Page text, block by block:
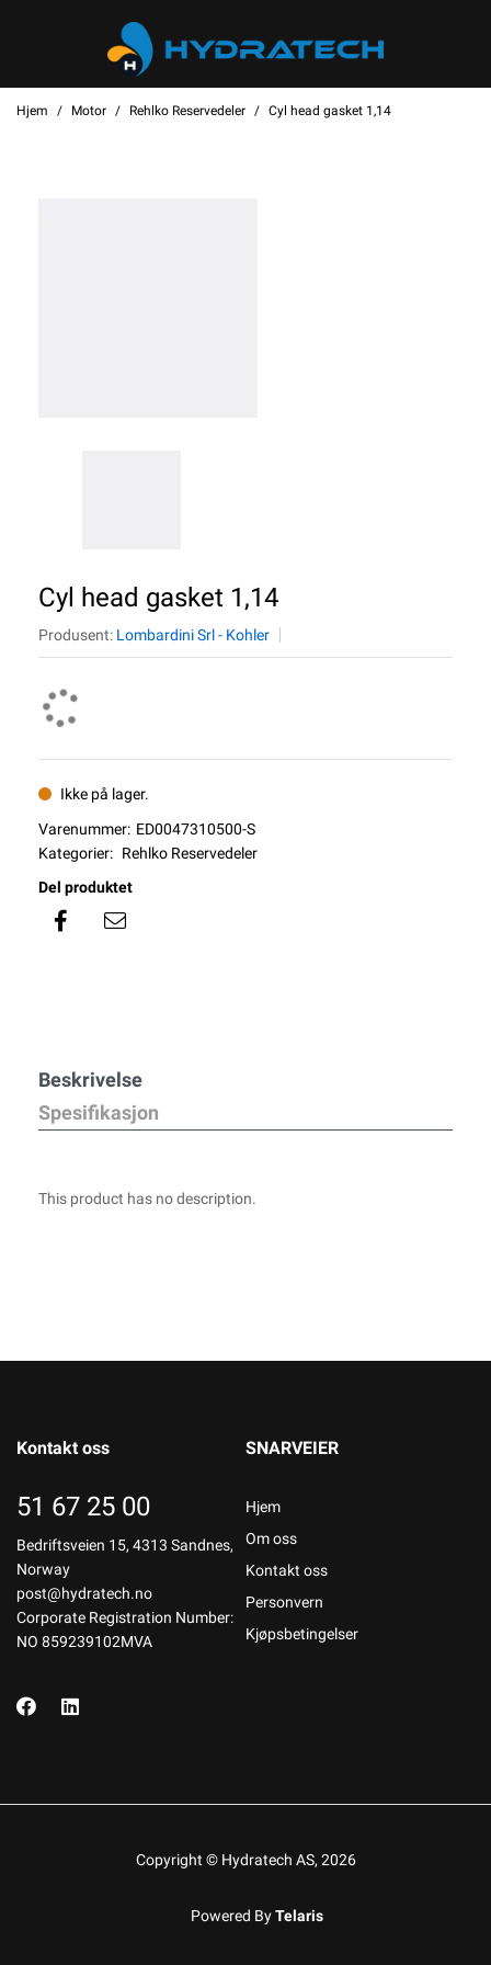
Hjem Motor Rehlko Reservedeler Cyl head gasket 1,14
Cyl head gasket 1,14
Produsent: Lombardini Srl - Kohler
Ikke på lager.
Varenummer: ED0047310500-S
Kategorier: Rehlko Reservedeler
Del produktet
Beskrivelse
Spesifikasjon
This product has no description.
Kontakt oss
51 67 25 00
Bedriftsveien 15, 4313 Sandnes,
Norway
post@hydratech.no
Corporate Registration Number:
NO 859239102MVA
SNARVEIER
Hjem
Om oss
Kontakt oss
Personvern
Kjøpsbetingelser
Copyright © Hydratech AS, 2026
Powered ByTelaris